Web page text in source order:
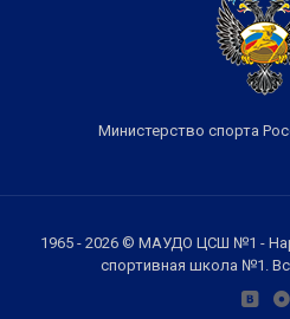
Министерство спорта
1965 - 2026 © МАУДО ЦСШ №1 -
спортивная школа №1.